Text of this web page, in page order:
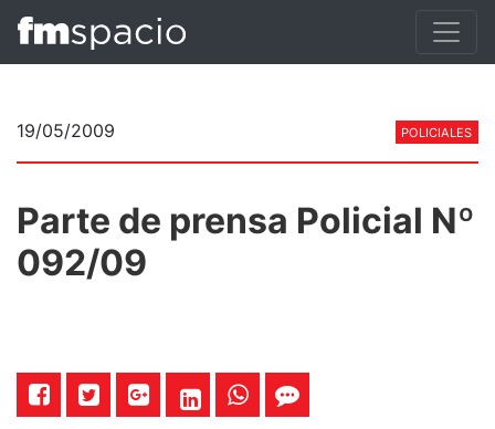
19/05/2009 POLICIALES
Parte de prensa Policial Nº
092/09